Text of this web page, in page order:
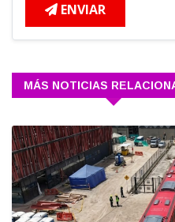
ENVIAR
MÁS NOTICIAS